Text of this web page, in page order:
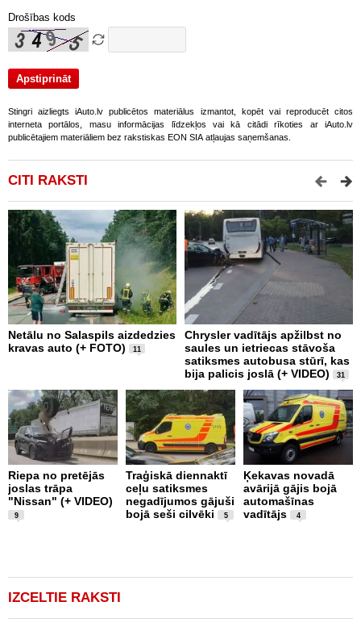
Drošības kods
Stingri aizliegts iAuto.lv publicētos materiālus izmantot, kopēt vai reproducēt citos
interneta portālos, masu informācijas līdzekļos vai kā citādi rīkoties ar iAuto.lv
publicētajiem materiāliem bez rakstiskas EON SIA atļaujas saņemšanas.
CITI RAKSTI
Netālu no Salaspils aizdedzies
kravas auto (+ FOTO)
11
Chrysler vadītājs apžilbst no
saules un ietriecas stāvoša
satiksmes autobusa stūrī, kas
bija palicis joslā (+ VIDEO)
31
Riepa no pretējās
joslas trāpa
"Nissan" (+ VIDEO)
9
Traģiskā diennaktī
ceļu satiksmes
negadījumos gājuši
bojā seši cilvēki
5
Ķekavas novadā
avārijā gājis bojā
automašīnas
vadītājs
4
IZCELTIE RAKSTI